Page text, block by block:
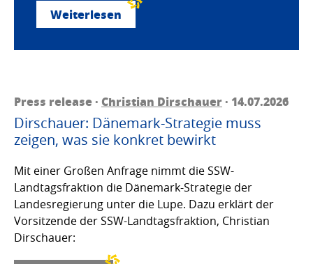
Weiterlesen
Press release · Christian Dirschauer· 14.07.2026
Dirschauer: Dänemark-Strategie muss
zeigen, was sie konkret bewirkt
Mit einer Großen Anfrage nimmt die SSW-
Landtagsfraktion die Dänemark-Strategie der
Landesregierung unter die Lupe. Dazu erklärt der
Vorsitzende der SSW-Landtagsfraktion, Christian
Dirschauer: